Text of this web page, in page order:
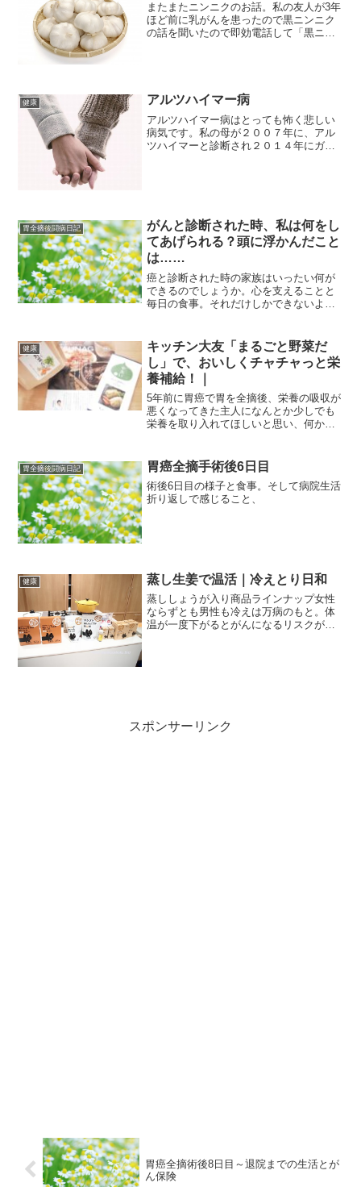
またまたニンニクのお話。私の友人が3年
ほど前に乳がんを患ったので黒ニンニク
の話を聞いたので即効電話して「黒ニン
健康 アルツハイマー病
アルツハイマー病はとっても怖く悲しい
病気です。私の母が２００７年に、アル
ツハイマーと診断され２０１４年にガン
胃全摘後闘病日記
がんと診断された時、私は何をし
てあげられる？頭に浮かんだこと
は……
癌と診断された時の家族はいったい何が
できるのでしょうか。心を支えることと
毎日の食事。それだけしかできないよう
り添うこと。それが一番大切だと思いま
す。
健康
キッチン大友「まるごと野菜だ
し」で、おいしくチャチャっと栄
養補給！｜
5年前に胃癌で胃を全摘後、栄養の吸収が
悪くなってきた主人になんとか少しでも
栄養を取り入れてほしいと思い、何か良
お試しさせていただく機会を頂きまし
た。キッチン大友「まるごと野菜だし」
を使ってみた感想はとっても美味しく
て、普段のお料理に手軽に使え、栄養た
胃全摘後闘病日記 胃癌全摘手術後6日目
術後6日目の様子と食事。そして病院生活
折り返しで感じること、
健康 蒸し生姜で温活｜冷えとり日和
蒸ししょうが入り商品ラインナップ女性
ならずとも男性も冷えは万病のもと。体
温が一度下がるとがんになるリスクが上
スポンサーリンク
胃癌全摘術後8日目～退院までの生活とが
ん保険